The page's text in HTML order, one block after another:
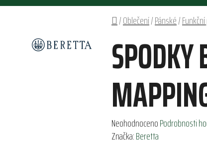
Domů
/Oblečení/Pánské/
SPODKY
Průměrné
hodnocení
NeohodnocenoPodrobnosti
Značka:Beretta